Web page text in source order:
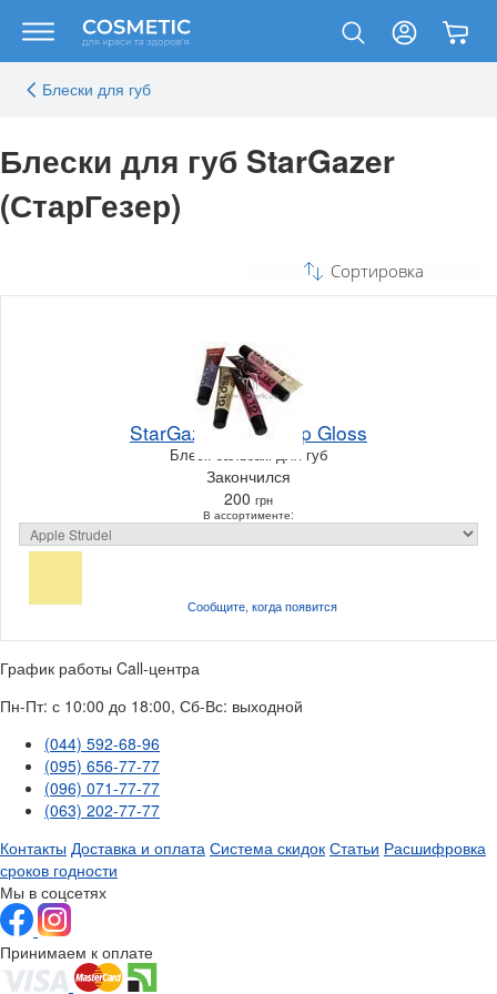
Блески для губ
Блески для губ StarGazer
(СтарГезер)
Сортировка
StarGazer Treats Lip Gloss
Блеск-бальзам для губ
Закончился
200 грн
В ассортименте:
Сообщите, когдапоявится
График работы Call-центра
Пн-Пт: с 10:00 до 18:00, Сб-Вс: выходной
(044) 592-68-96
(095) 656-77-77
(096) 071-77-77
(063) 202-77-77
Контакты Доставка и оплата Система скидок Статьи Расшифровка
сроков годности
Мы в соцсетях
Принимаем к оплате